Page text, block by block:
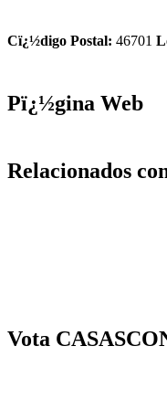
Cï¿½digo Postal: 46701
Pï¿½gina Web
Relacionados
Vota